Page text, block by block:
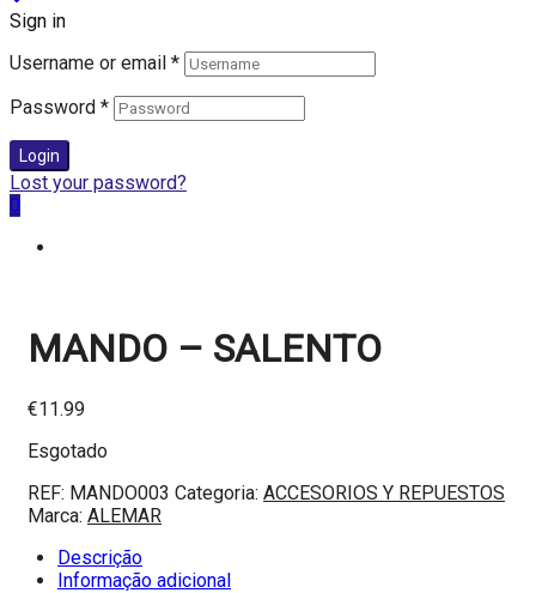
Sign in
Username or email *
Password *
Login
Lost your password?
0
MANDO – SALENTO
€11.99
Esgotado
REF: MANDO003 Categoria: ACCESORIOS Y REPUESTOS
Marca: ALEMAR
Descrição
Informação adicional